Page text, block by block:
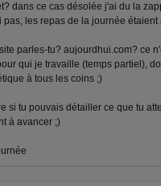
dans ce cas désolée j'ai du la
pas, les repas de la journée
parles-tu? aujourdhui.com? ce
qui je travaille (temps partiel),
à tous les coins ;)
si tu pouvais détailler ce que tu
à avancer ;)